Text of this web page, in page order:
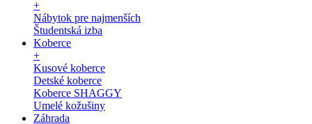
+
Nábytok pre najmenších
Študentská izba
Koberce
+
Kusové koberce
Detské koberce
Koberce SHAGGY
Umelé kožušiny
Záhrada